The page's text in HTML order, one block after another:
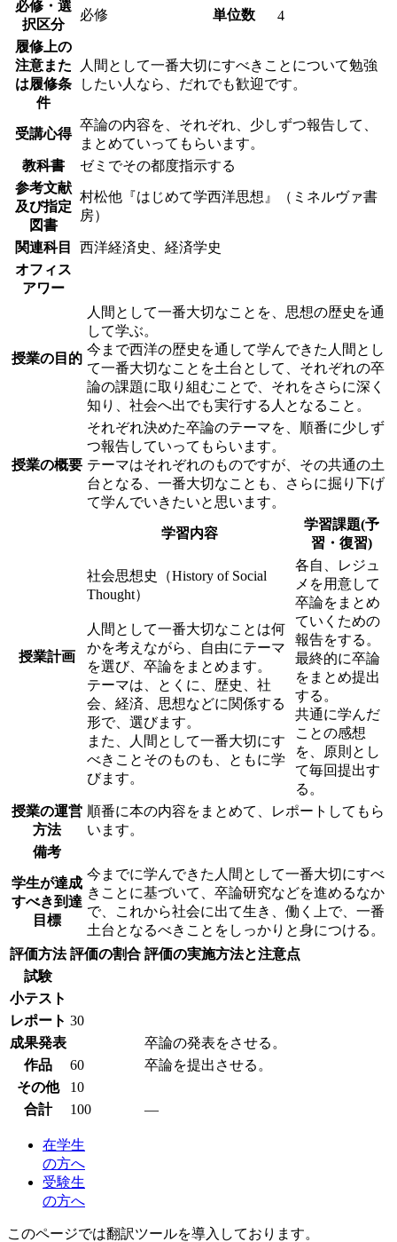
必修・選
択区分
必修 単位数 4
履修上の
注意また
は履修条
件
人間として一番大切にすべきことについて勉強
したい人なら、だれでも歓迎です。
受講心得
卒論の内容を、それぞれ、少しずつ報告して、
まとめていってもらいます。
教科書
ゼミでその都度指示する
参考文献
及び指定
図書
村松他『はじめて学西洋思想』（ミネルヴァ書
房）
関連科目
西洋経済史、経済学史
オフィス
アワー
授業の目的
人間として一番大切なことを、思想の歴史を通
して学ぶ。
今まで西洋の歴史を通して学んできた人間とし
て一番大切なことを土台として、それぞれの卒
論の課題に取り組むことで、それをさらに深く
知り、社会へ出でも実行する人となること。
授業の概要
それぞれ決めた卒論のテーマを、順番に少しず
つ報告していってもらいます。
テーマはそれぞれのものですが、その共通の土
台となる、一番大切なことも、さらに掘り下げ
て学んでいきたいと思います。
授業計画
学習内容
学習課題(予
習・復習)
社会思想史（History of Social
Thought）
人間として一番大切なことは何
かを考えながら、自由にテーマ
を選び、卒論をまとめます。
テーマは、とくに、歴史、社
会、経済、思想などに関係する
形で、選びます。
また、人間として一番大切にす
べきことそのものも、ともに学
びます。
各自、レジュ
メを用意して
卒論をまとめ
ていくための
報告をする。
最終的に卒論
をまとめ提出
する。
共通に学んだ
ことの感想
を、原則とし
て毎回提出す
る。
授業の運営
方法
順番に本の内容をまとめて、レポートしてもら
います。
備考
学生が達成
すべき到達
目標
今までに学んできた人間として一番大切にすべ
きことに基づいて、卒論研究などを進めるなか
で、これから社会に出て生き、働く上で、一番
土台となるべきことをしっかりと身につける。
評価方法 評価の割合 評価の実施方法と注意点
試験
小テスト
レポート 30
成果発表
卒論の発表をさせる。
作品
60
卒論を提出させる。
その他
10
合計
100 ―
在学生
の方へ
受験生
の方へ
このページでは翻訳ツールを導入しております。